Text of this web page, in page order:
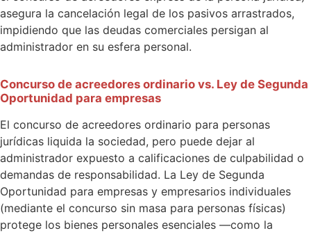
asegura la cancelación legal de los pasivos arrastrados,
impidiendo que las deudas comerciales persigan al
administrador en su esfera personal.
Concurso de acreedores ordinario vs. Ley de Segunda
Oportunidad para empresas
El concurso de acreedores ordinario para personas
jurídicas liquida la sociedad, pero puede dejar al
administrador expuesto a calificaciones de culpabilidad o
demandas de responsabilidad. La Ley de Segunda
Oportunidad para empresas y empresarios individuales
(mediante el concurso sin masa para personas físicas)
protege los bienes personales esenciales —como la